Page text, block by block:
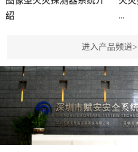
绍
...
事故频发，传统的火灾探
测方法已无法满足要求。
尤其是目前众多的大型影
剧院、会议展览中心、体
育馆、大型仓库和隧道空
间等，其建筑结构特殊、
...
用了
校
路状
后向
高可
等
进入产品频道